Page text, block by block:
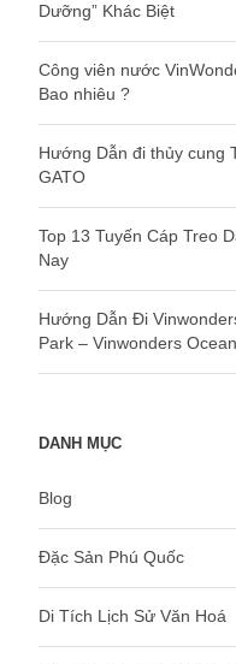
Dưỡng” Khác Biệt
Công viên nước
Bao nhiêu ?
Hướng Dẫn đi thủy cung
GATO
Top 13 Tuyến Cáp Treo
Nay
Hướng Dẫn Đi
Park – Vinwonders
DANH MỤC
Blog
Đặc Sản Phú Quốc
Di Tích Lịch Sử Văn Hoá